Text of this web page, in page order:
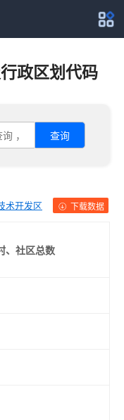
政区划代码
查询
术开发区 下载数据
、社区总数